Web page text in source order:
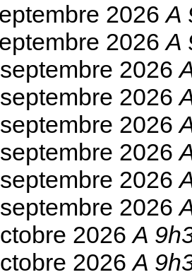
2026A
2026A
2026
2026
2026
2026
2026
2026
2026A
2026A